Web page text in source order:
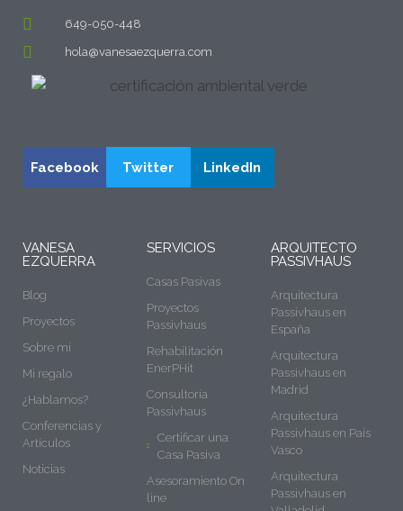
649-050-448
hola@vanesaezquerra.com
Facebook Twitter LinkedIn
VANESA
EZQUERRA
Blog
Proyectos
Sobre mí
Mi regalo
¿Hablamos?
Conferencias y
Artículos
Noticias
SERVICIOS
Casas Pasivas
Proyectos
Passivhaus
Rehabilitación
EnerPHit
Consultoría
Passivhaus
Certificar una
Casa Pasiva
Asesoramiento On
line
ARQUITECTO
PASSIVHAUS
Arquitectura
Passivhaus en
España
Arquitectura
Passivhaus en
Madrid
Arquitectura
Passivhaus en País
Vasco
Arquitectura
Passivhaus en